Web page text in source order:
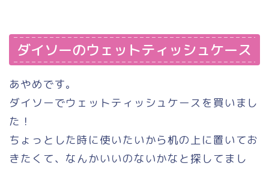
ダイソーのウェットティッシュケース
あやめです。
ダイソーでウェットティッシュケースを買いまし
た！
ちょっとした時に使いたいから机の上に置いてお
きたくて、なんかいいのないかなと探してまし